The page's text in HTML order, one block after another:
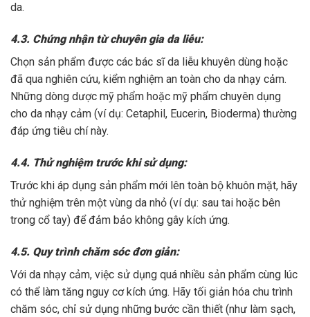
da.
4.3. Chứng nhận từ chuyên gia da liễu:
Chọn sản phẩm được các bác sĩ da liễu khuyên dùng hoặc
đã qua nghiên cứu, kiểm nghiệm an toàn cho da nhạy cảm.
Những dòng dược mỹ phẩm hoặc mỹ phẩm chuyên dụng
cho da nhạy cảm (ví dụ: Cetaphil, Eucerin, Bioderma) thường
đáp ứng tiêu chí này.
4.4. Thử nghiệm trước khi sử dụng:
Trước khi áp dụng sản phẩm mới lên toàn bộ khuôn mặt, hãy
thử nghiệm trên một vùng da nhỏ (ví dụ: sau tai hoặc bên
trong cổ tay) để đảm bảo không gây kích ứng.
4.5. Quy trình chăm sóc đơn giản:
Với da nhạy cảm, việc sử dụng quá nhiều sản phẩm cùng lúc
có thể làm tăng nguy cơ kích ứng. Hãy tối giản hóa chu trình
chăm sóc, chỉ sử dụng những bước cần thiết (như làm sạch,